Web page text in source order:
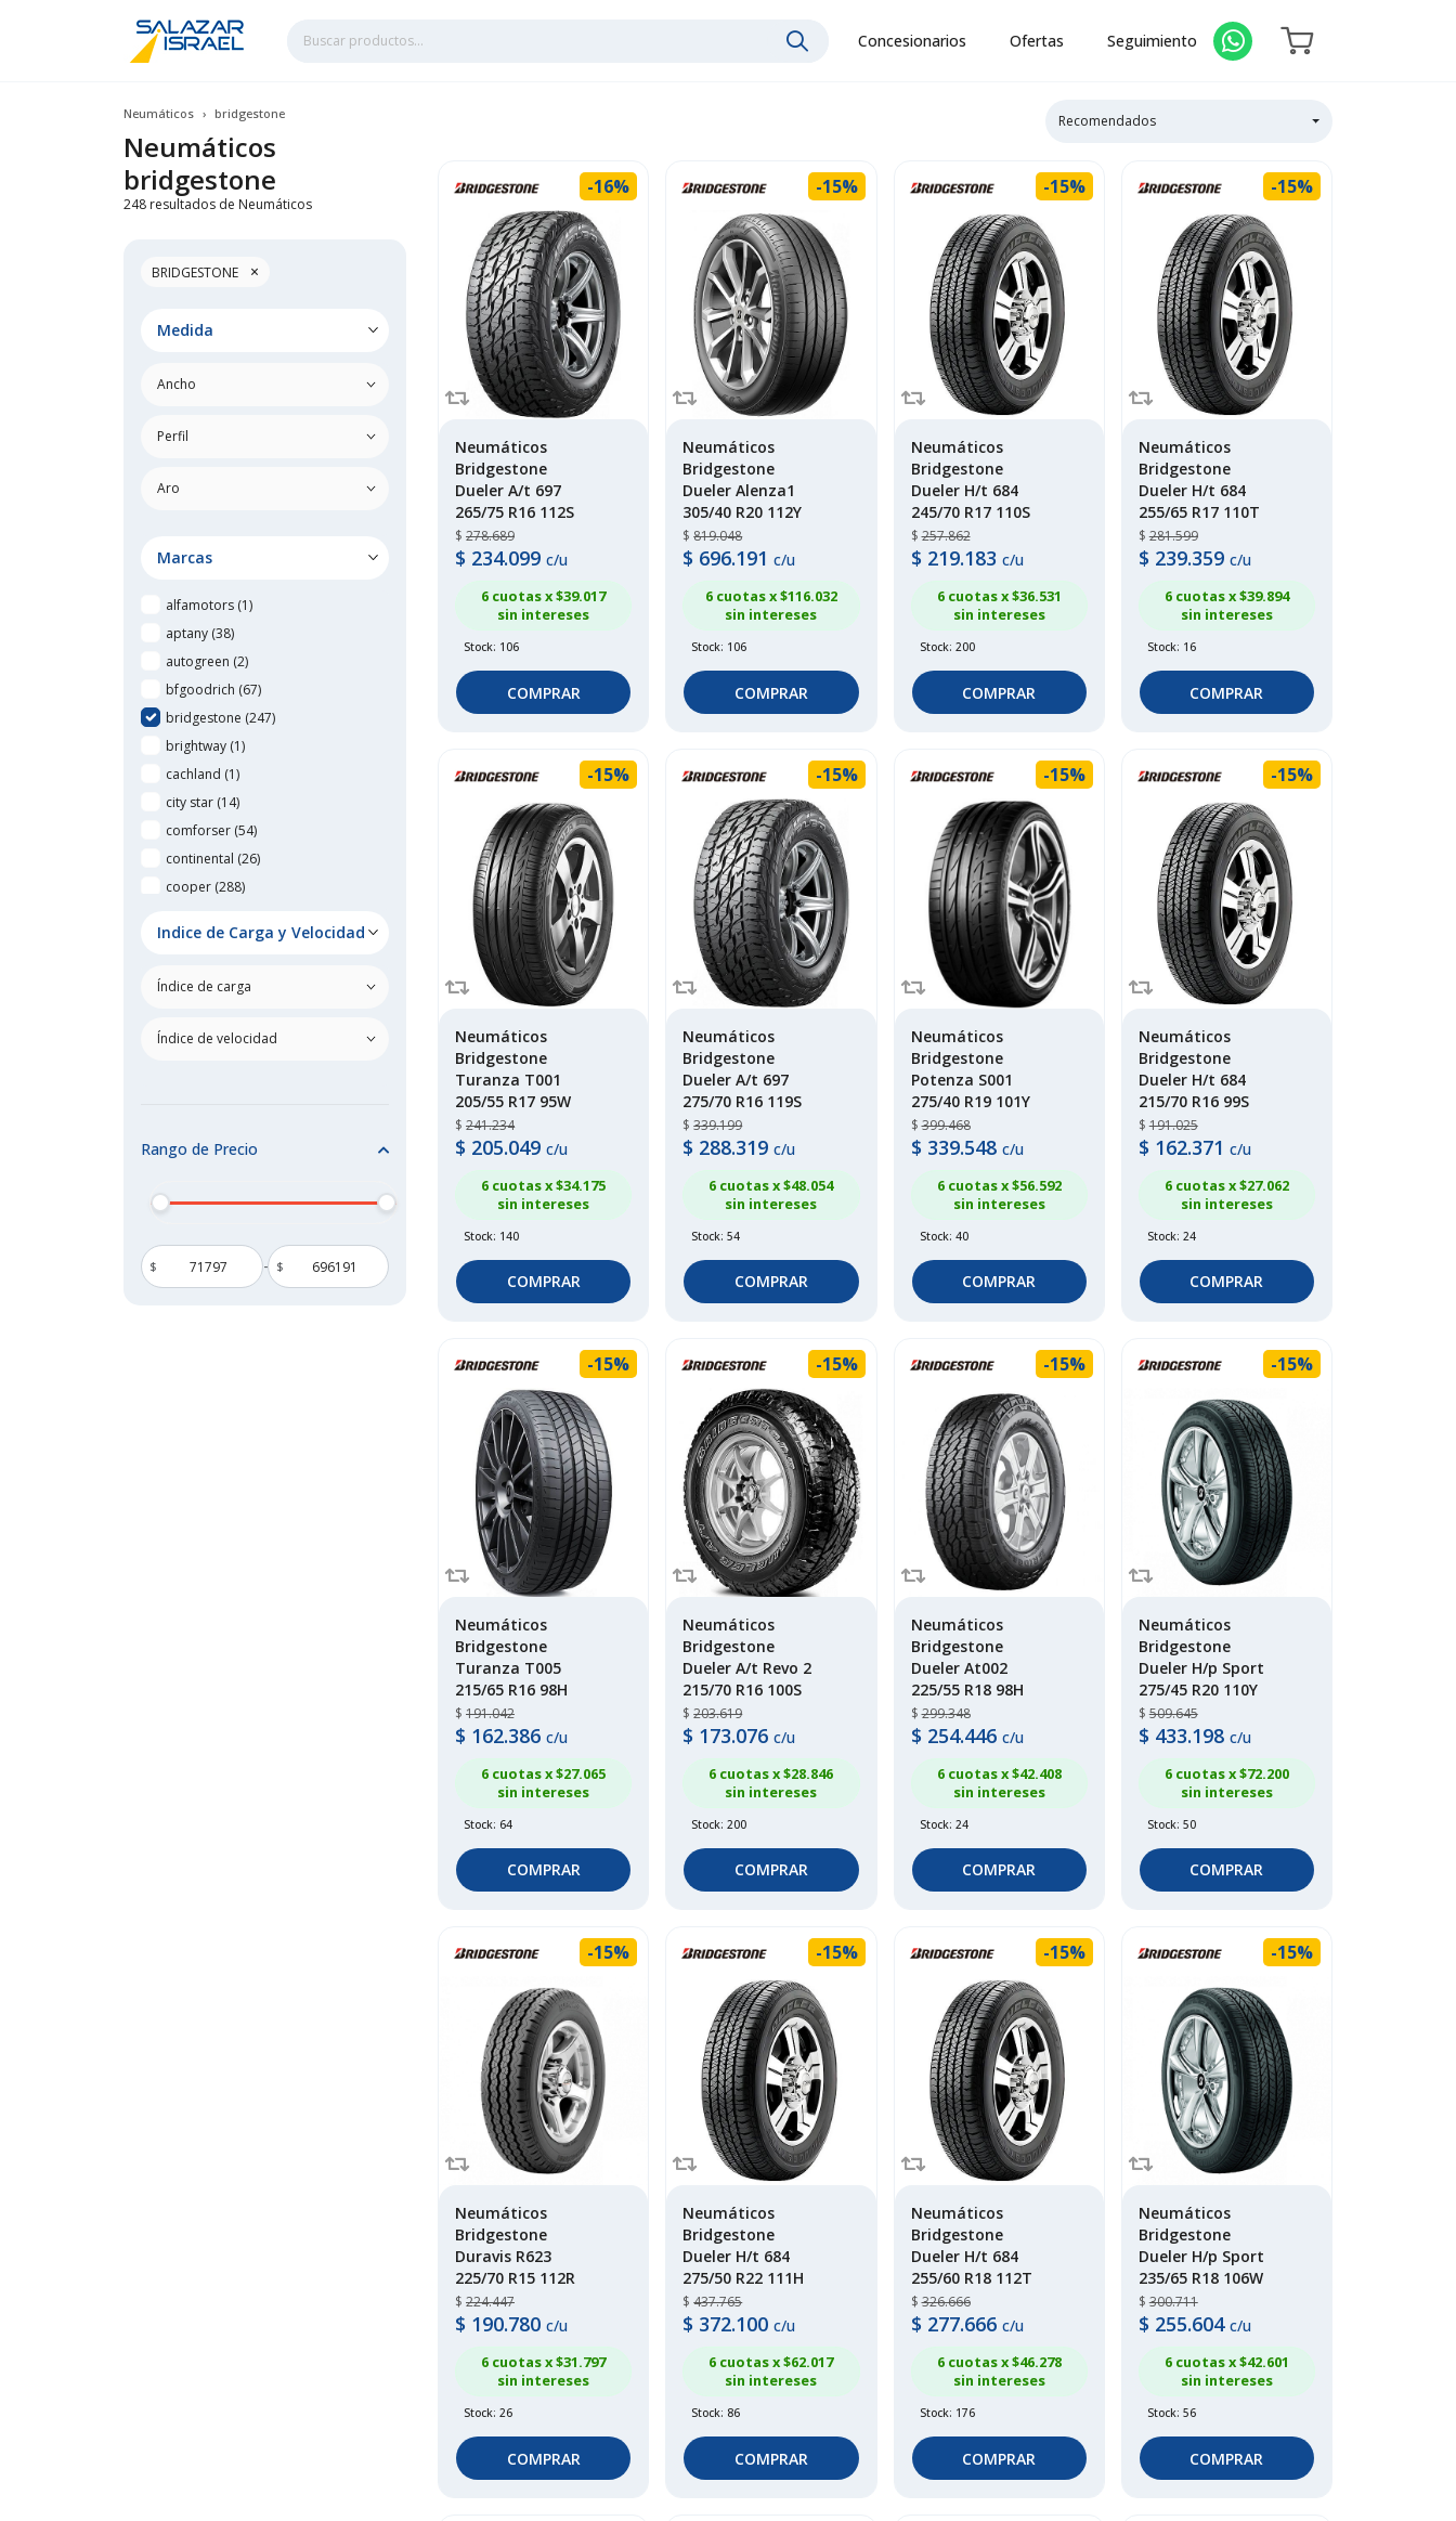
Concesionarios Ofertas Seguimiento
Neumáticos bridgestone
Neumáticos
bridgestone
248 resultados de Neumáticos
BRIDGESTONE ×
Medida
Marcas
alfamotors (1)
aptany (38)
autogreen (2)
bfgoodrich (67)
bridgestone (247)
brightway (1)
cachland (1)
city star (14)
comforser (54)
continental (26)
cooper (288)
delmax(2)
grenlander
(38)
haida
Indice de Carga y Velocidad
Rango de Precio
$ - $
Recomendados
-16%
Neumáticos
Bridgestone
Dueler A/t 697
265/75 R16 112S
$ 278.689
$ 234.099 c/u
6 cuotas x $39.017
sin intereses
Stock: 106
COMPRAR
-15%
Neumáticos
Bridgestone
Dueler Alenza1
305/40 R20 112Y
$819.048
$ 696.191 c/u
6 cuotas x $116.032
sin intereses
Stock: 106
COMPRAR
-15%
Neumáticos
Bridgestone
Dueler H/t 684
245/70 R17 110S
$257.862
$ 219.183 c/u
6 cuotas x $36.531
sin intereses
Stock: 200
COMPRAR
-15%
Neumáticos
Bridgestone
Dueler H/t 684
255/65 R17 110T
$281.599
$ 239.359 c/u
6 cuotas x $39.894
sin intereses
Stock: 16
COMPRAR
-15%
Neumáticos
Bridgestone
Turanza T001
205/55 R17 95W
$ 241.234
$ 205.049 c/u
6 cuotas x $34.175
sin intereses
Stock: 140
COMPRAR
-15%
Neumáticos
Bridgestone
Dueler A/t 697
275/70 R16 119S
$339.199
$ 288.319 c/u
6 cuotas x $48.054
sin intereses
Stock: 54
COMPRAR
-15%
Neumáticos
Bridgestone
Potenza S001
275/40 R19 101Y
$399.468
$ 339.548 c/u
6 cuotas x $56.592
sin intereses
Stock: 40
COMPRAR
-15%
Neumáticos
Bridgestone
Dueler H/t 684
215/70 R16 99S
$191.025
$ 162.371 c/u
6 cuotas x $27.062
sin intereses
Stock: 24
COMPRAR
-15%
Neumáticos
Bridgestone
Turanza T005
215/65 R16 98H
$ 191.042
$ 162.386 c/u
6 cuotas x $27.065
sin intereses
Stock: 64
COMPRAR
-15%
Neumáticos
Bridgestone
Dueler A/t Revo 2
215/70 R16 100S
$203.619
$ 173.076 c/u
6 cuotas x $28.846
sin intereses
Stock: 200
COMPRAR
-15%
Neumáticos
Bridgestone
Dueler At002
225/55 R18 98H
$299.348
$ 254.446 c/u
6 cuotas x $42.408
sin intereses
Stock: 24
COMPRAR
-15%
Neumáticos
Bridgestone
Dueler H/p Sport
275/45 R20 110Y
$509.645
$ 433.198 c/u
6 cuotas x $72.200
sin intereses
Stock: 50
COMPRAR
-15%
Neumáticos
Bridgestone
Duravis R623
225/70 R15 112R
$ 224.447
$ 190.780 c/u
6 cuotas x $31.797
sin intereses
Stock: 26
COMPRAR
-15%
Neumáticos
Bridgestone
Dueler H/t 684
275/50 R22 111H
$437.765
$ 372.100 c/u
6 cuotas x $62.017
sin intereses
Stock: 86
COMPRAR
-15%
Neumáticos
Bridgestone
Dueler H/t 684
255/60 R18 112T
$326.666
$ 277.666 c/u
6 cuotas x $46.278
sin intereses
Stock: 176
COMPRAR
-15%
Neumáticos
Bridgestone
Dueler H/p Sport
235/65 R18 106W
$300.711
$ 255.604 c/u
6 cuotas x $42.601
sin intereses
Stock: 56
COMPRAR